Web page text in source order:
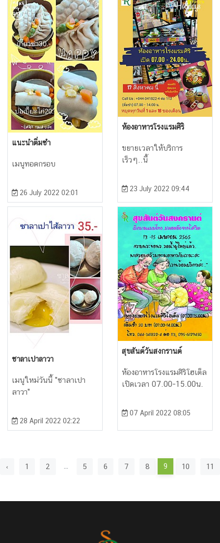
แนะนำติ่มซำ
เมนูทอดกรอบ
26 July 2022 02:01
ห้องอาหารโรงแรมศิริ
ขยายเวลาให้บริการ
เร็วๆ..นี้
23 July 2022 09:44
ซาลาเปาลาวา
เมนูใหม่วันนี้ "ซาลาเปา
ลาวา"
28 April 2022 02:22
สุขสันต์วันสงกรานต์
ห้องอาหารโรงแรมศิริโฮเต็ล
เปิดเวลา 07.00-15.00น.
07 April 2022 08:05
‹ 1 2 5 6 7 8 9 10 11